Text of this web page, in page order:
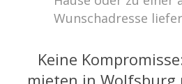
Wunschadresse
Keine